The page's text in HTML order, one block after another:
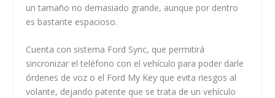
un tamaño no demasiado grande, aunque por dentro
es bastante espacioso.
Cuenta con sistema Ford Sync, que permitirá
sincronizar el teléfono con el vehículo para poder darle
órdenes de voz o el Ford My Key que evita riesgos al
volante, dejando patente que se trata de un vehículo